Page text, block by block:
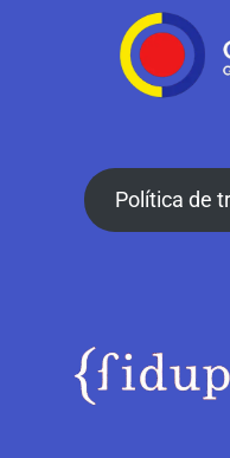
Política de